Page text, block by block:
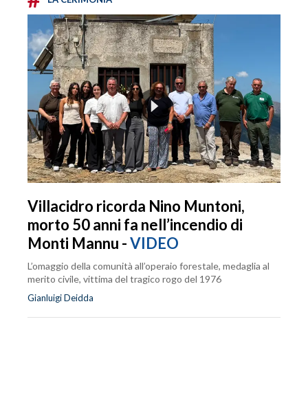
Villacidro ricorda Nino Muntoni,
morto 50 anni fa nell’incendio di
Monti Mannu -VIDEO
L’omaggio della comunità all’operaio forestale, medaglia al
merito civile, vittima del tragico rogo del 1976
Gianluigi Deidda